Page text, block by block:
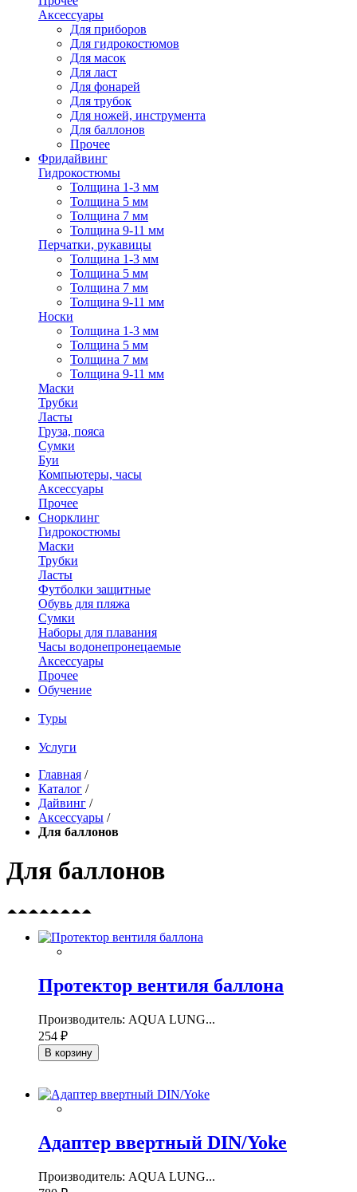
Аксессуары
Для приборов
Для гидрокостюмов
Для масок
Для ласт
Для фонарей
Для трубок
Для ножей, инструмента
Для баллонов
Прочее
Фридайвинг
Гидрокостюмы
Толщина 1-3 мм
Толщина 5 мм
Толщина 7 мм
Толщина 9-11 мм
Перчатки, рукавицы
Толщина 1-3 мм
Толщина 5 мм
Толщина 7 мм
Толщина 9-11 мм
Носки
Толщина 1-3 мм
Толщина 5 мм
Толщина 7 мм
Толщина 9-11 мм
Маски
Трубки
Ласты
Груза, пояса
Сумки
Буи
Компьютеры, часы
Аксессуары
Прочее
Снорклинг
Гидрокостюмы
Маски
Трубки
Ласты
Футболки защитные
Обувь для пляжа
Сумки
Наборы для плавания
Часы водонепронецаемые
Аксессуары
Прочее
Обучение
Туры
Услуги
Главная /
Каталог /
Дайвинг /
Аксессуары /
Для баллонов
Для баллонов
Протектор вентиля баллона
Производитель: AQUA LUNG...
254 ₽
В корзину
Адаптер ввертный DIN/Yoke
Производитель: AQUA LUNG...